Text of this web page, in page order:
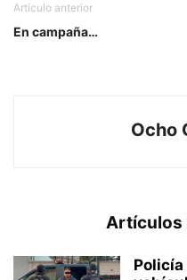
Artículo anterior
En campaña…
Ocho
Artículos
Policía